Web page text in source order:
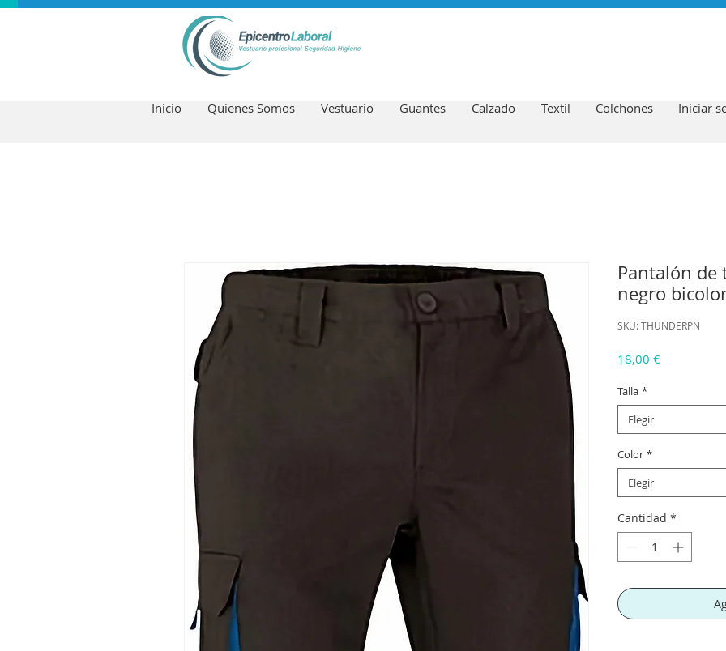
Inicio Quienes Somos Vestuario Guantes Calzado Textil Colchones Iniciar
Pantalón
negro
SKU: THUNDERPN
18,00 €Precio
Talla *
Elegir
Color *
Elegir
Cantidad *